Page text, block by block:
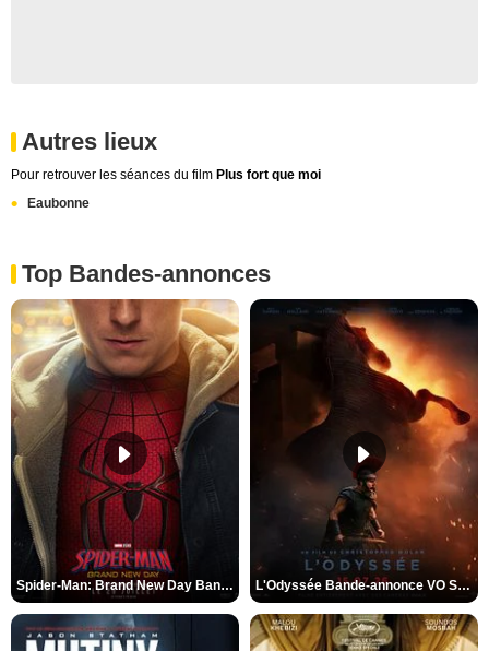
Autres lieux
Pour retrouver les séances du film Plus fort que moi
Eaubonne
Top Bandes-annonces
Spider-Man: Brand New Day Bande-annonce VO STFR L'Odyssée Bande-annonce VO STFR